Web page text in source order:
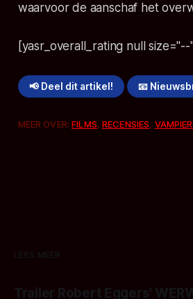
waarvoor de aanschaf het
[yasr_overall_rating null size="--
📢 Deel dit artikel! 📧
MEER OVER:FILMS,RECENSIES,
LEES MEER
Trailer Robert Eggers'